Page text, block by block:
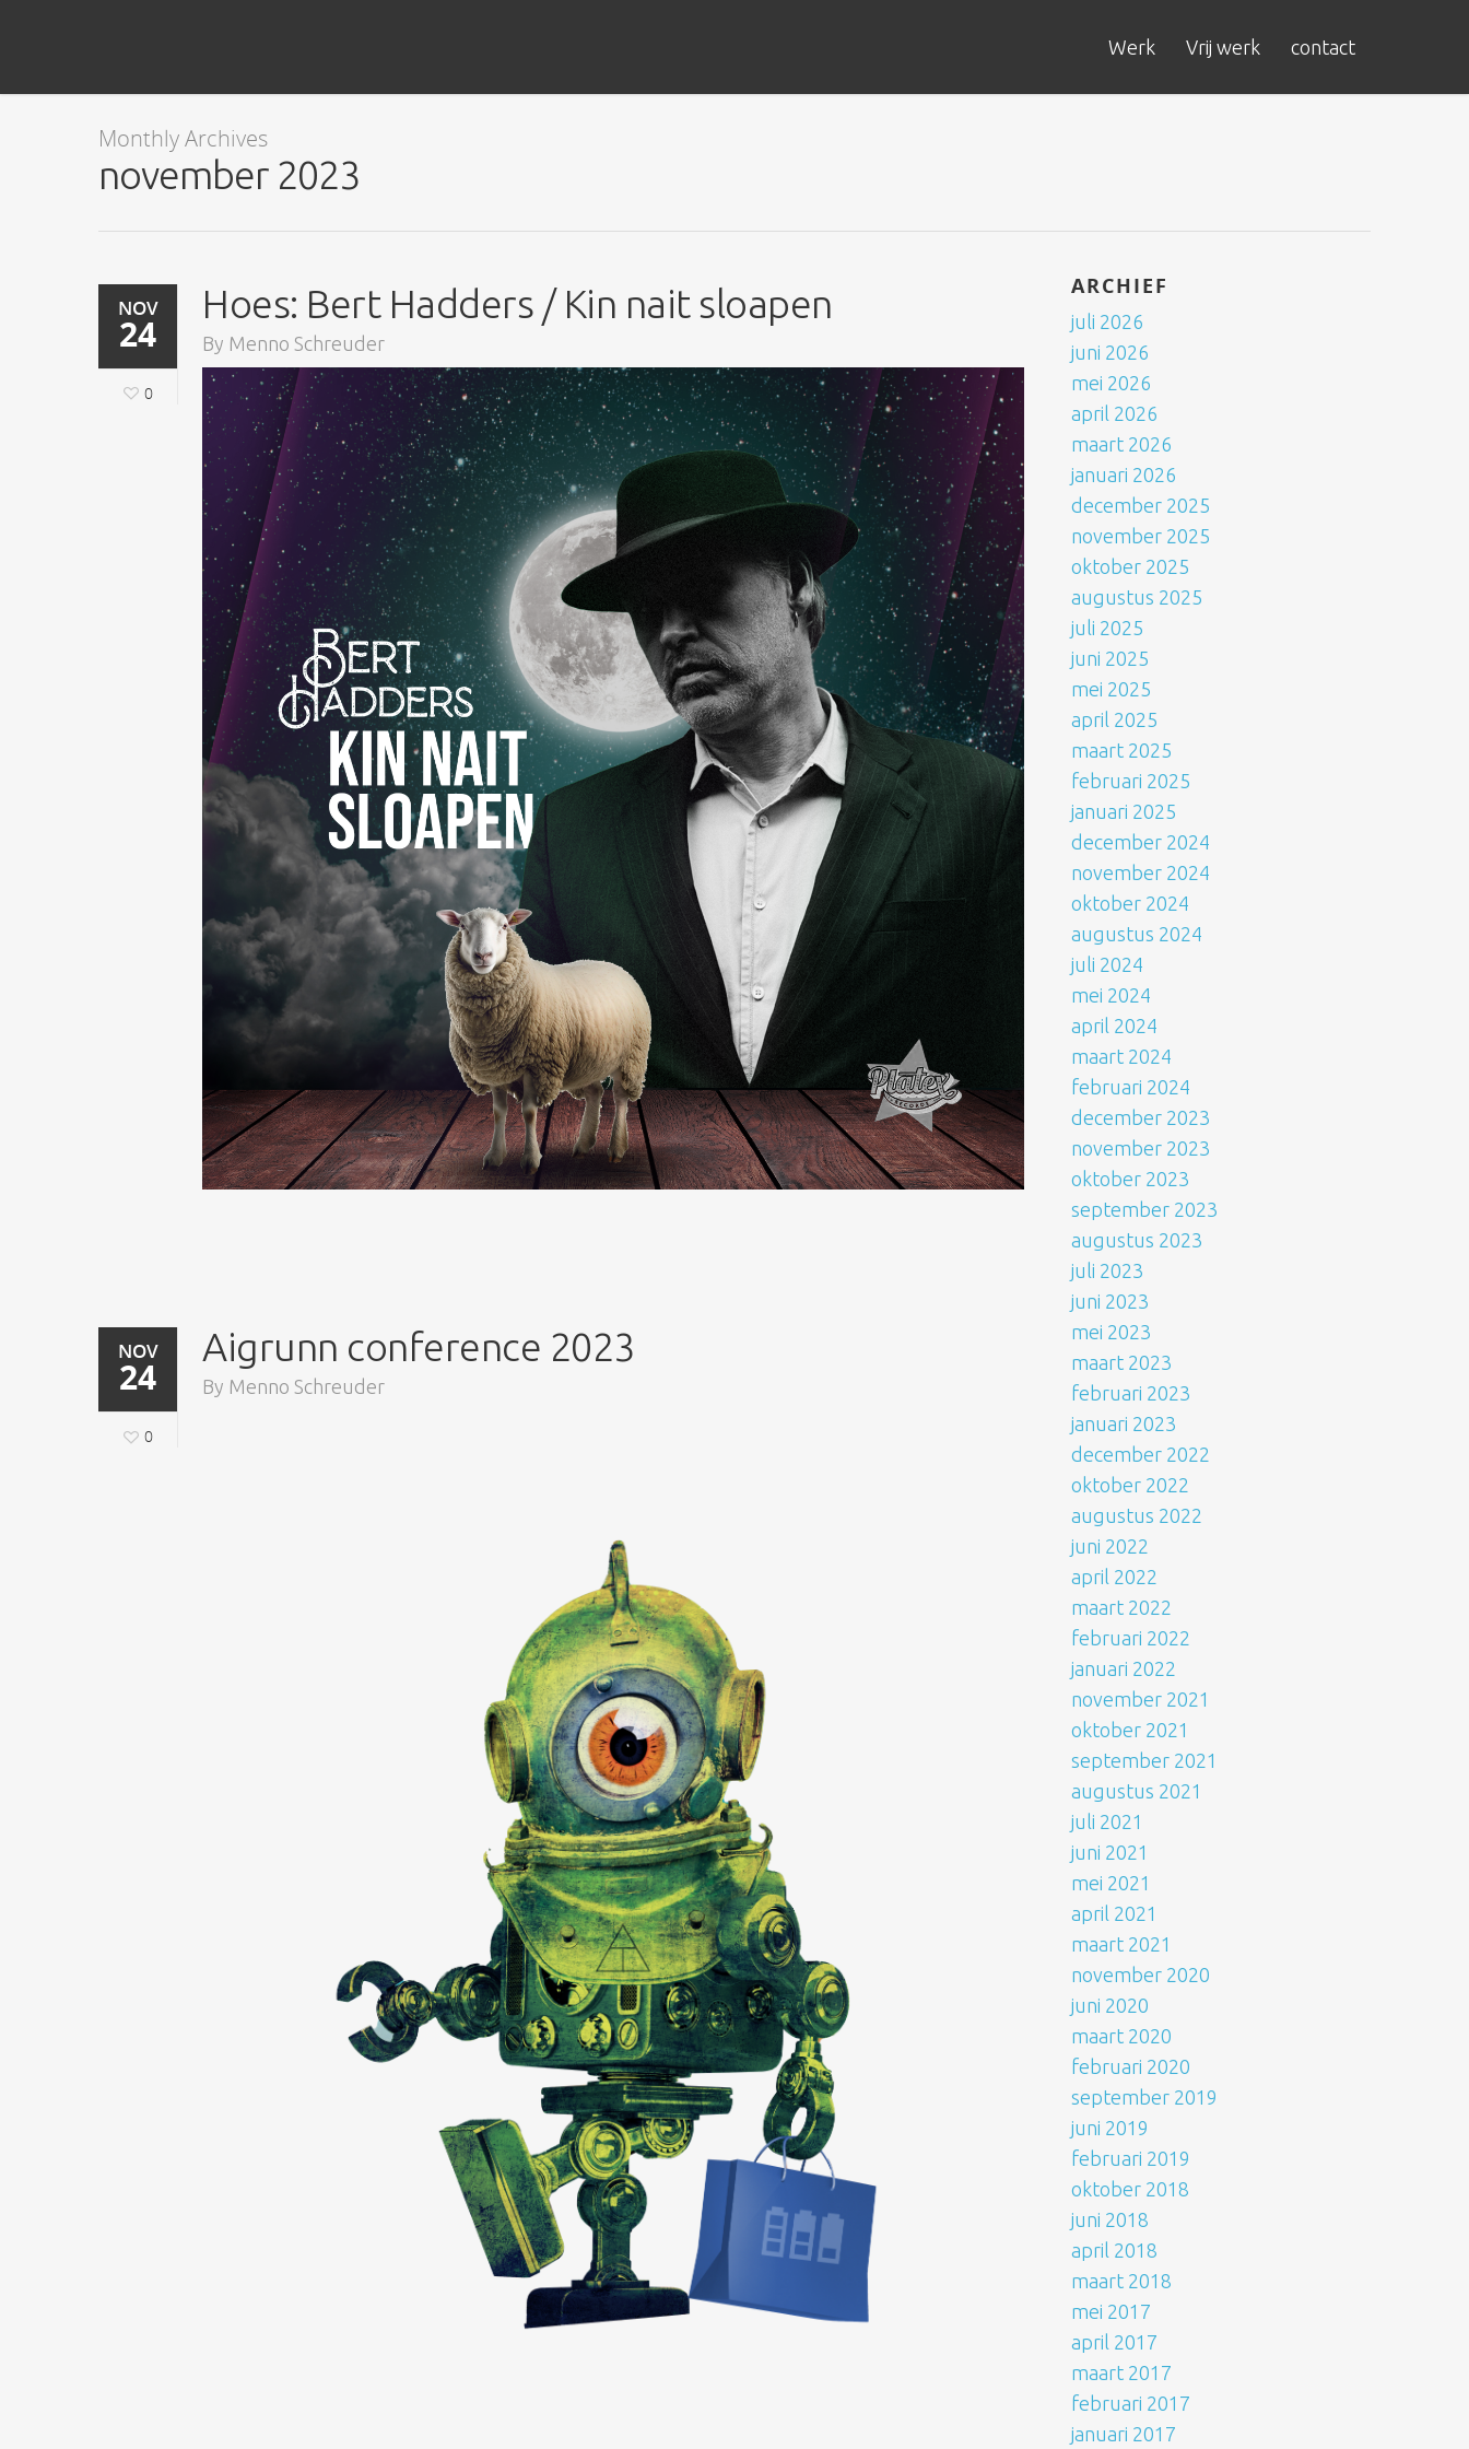
Werk Vrij werk contact
Monthly Archives
november 2023
NOV
24
0
Hoes: Bert Hadders / Kin nait sloapen
By Menno Schreuder
NOV
24
0
Aigrunn conference 2023
By Menno Schreuder
ARCHIEF
juli 2026
juni 2026
mei 2026
april 2026
maart 2026
januari 2026
december 2025
november 2025
oktober 2025
augustus 2025
juli 2025
juni 2025
mei 2025
april 2025
maart 2025
februari 2025
januari 2025
december 2024
november 2024
oktober 2024
augustus 2024
juli 2024
mei 2024
april 2024
maart 2024
februari 2024
december 2023
november 2023
oktober 2023
september 2023
augustus 2023
juli 2023
juni 2023
mei 2023
maart 2023
februari 2023
januari 2023
december 2022
oktober 2022
augustus 2022
juni 2022
april 2022
maart 2022
februari 2022
januari 2022
november 2021
oktober 2021
september 2021
augustus 2021
juli 2021
juni 2021
mei 2021
april 2021
maart 2021
november 2020
juni 2020
maart 2020
februari 2020
september 2019
juni 2019
februari 2019
oktober 2018
juni 2018
april 2018
maart 2018
mei 2017
april 2017
maart 2017
februari 2017
januari 2017